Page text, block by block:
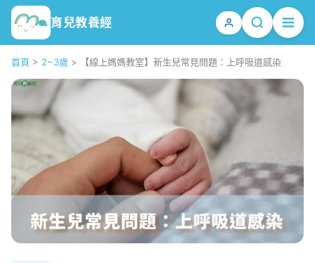
育兒教養經
首頁 > 2~3歲 > 【線上媽媽教室】新生兒常見問題：上呼吸道感染